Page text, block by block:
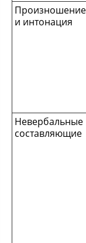
Произношение
и интонация
Невербальные
составляющие